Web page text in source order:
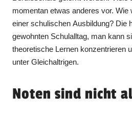
momentan etwas anderes vor. Wie
einer schulischen Ausbildung? Die
gewohnten Schulalltag, man kann
theoretische Lernen konzentrieren
unter Gleichaltrigen.
Noten sind nicht